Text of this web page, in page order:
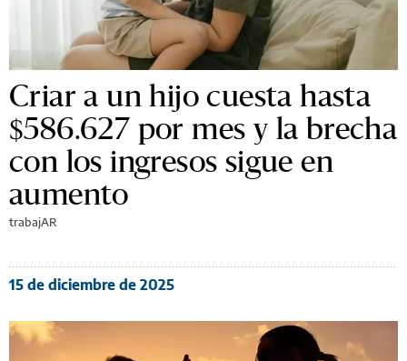
Criar a un hijo cuesta hasta
$586.627 por mes y la brecha
con los ingresos sigue en
aumento
trabajAR
15 de diciembre de 2025